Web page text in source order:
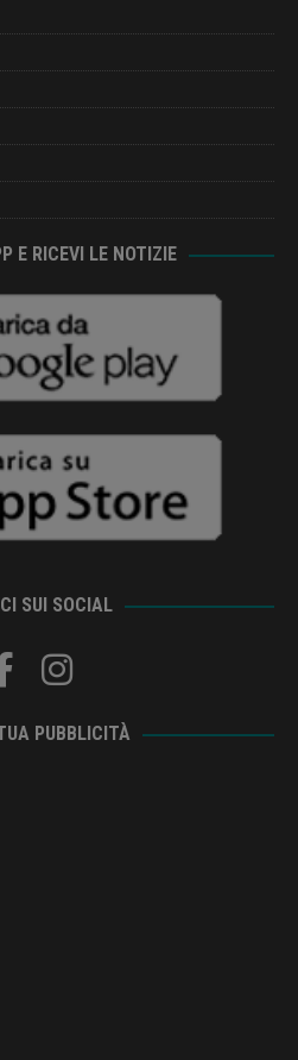
E RICEVI LE NOTIZIE
SUI SOCIAL
PUBBLICITÀ